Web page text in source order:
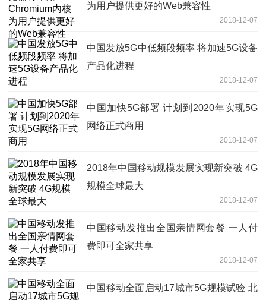
为用户提供更好的Web兼容性
2018-12-07
中国发放5G中低频段频率 将加速5G设备
产品化进程
2018-12-07
中国加快5G部署 计划到2020年实现5G
网络正式商用
2018-12-07
2018年中国移动规模发展实现新突破 4G
规模全球最大
2018-12-07
中国移动发推出全国亲情网套餐 一人付
费即可全家共享
2018-12-07
中国移动全面启动17城市5G规模试验 北